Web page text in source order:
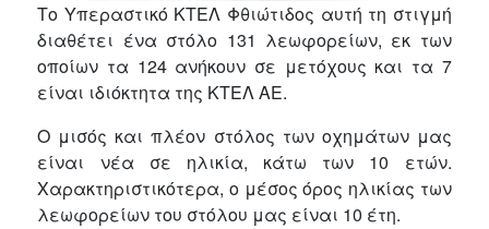
Το Υπεραστικό ΚΤΕΛ Φθιώτιδος αυτή τη στιγμή
διαθέτει ένα στόλο 131 λεωφορείων, εκ των
οποίων τα 124 ανήκουν σε μετόχους και τα 7
είναι ιδιόκτητα της ΚΤΕΛ ΑΕ.
Ο μισός και πλέον στόλος των οχημάτων μας
είναι νέα σε ηλικία, κάτω των 10 ετών.
Χαρακτηριστικότερα, ο μέσος όρος ηλικίας των
λεωφορείων του στόλου μας είναι 10 έτη.